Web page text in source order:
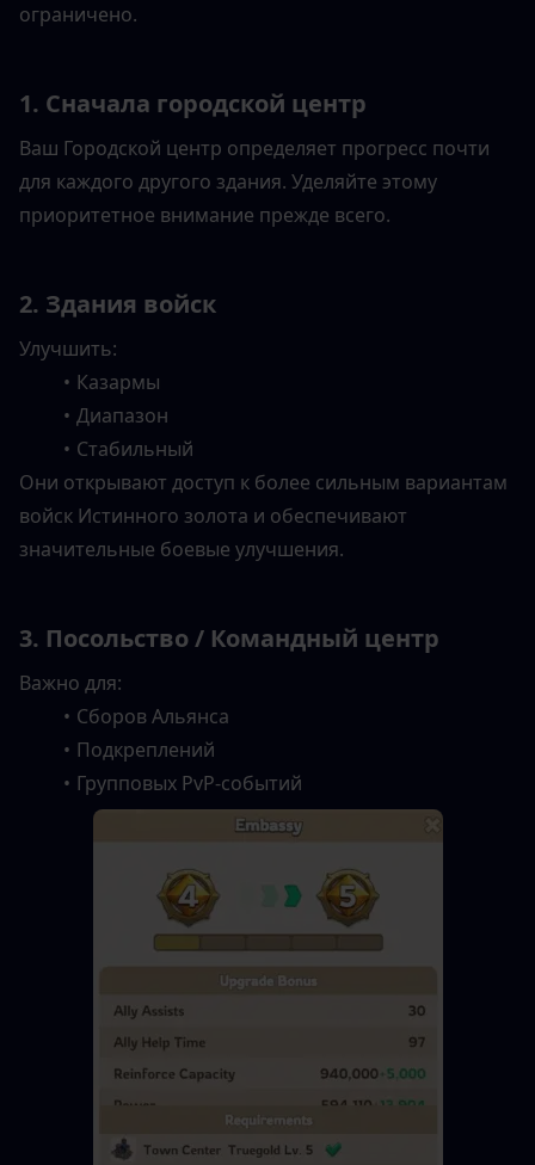
ограничено.
1. Сначала городской центр
Ваш Городской центр определяет прогресс почти
для каждого другого здания. Уделяйте этому
приоритетное внимание прежде всего.
2. Здания войск
Улучшить:
Казармы
Диапазон
Стабильный
Они открывают доступ к более сильным вариантам
войск Истинного золота и обеспечивают
значительные боевые улучшения.
3. Посольство / Командный центр
Важно для:
Сборов Альянса
Подкреплений
Групповых PvP-событий